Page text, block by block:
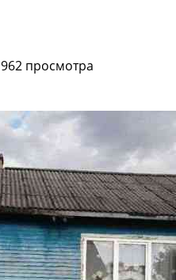
962 просмотра